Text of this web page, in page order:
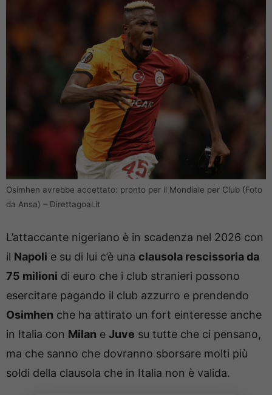
Osimhen avrebbe accettato: pronto per il Mondiale per Club (Foto
da Ansa) – Direttagoal.it
L’attaccante nigeriano è in scadenza nel 2026 con
il Napoli e su di lui c’è una clausola rescissoria da
75 milioni di euro che i club stranieri possono
esercitare pagando il club azzurro e prendendo
Osimhen che ha attirato un fort einteresse anche
in Italia con Milan e Juve su tutte che ci pensano,
ma che sanno che dovranno sborsare molti più
soldi della clausola che in Italia non è valida.